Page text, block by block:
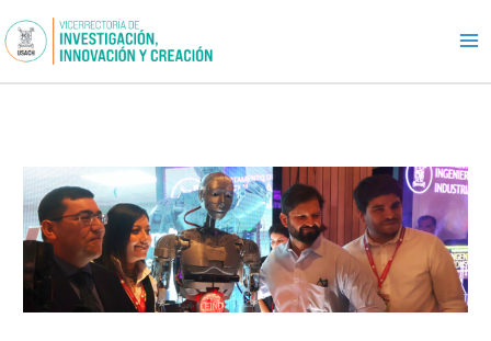
al
contenido